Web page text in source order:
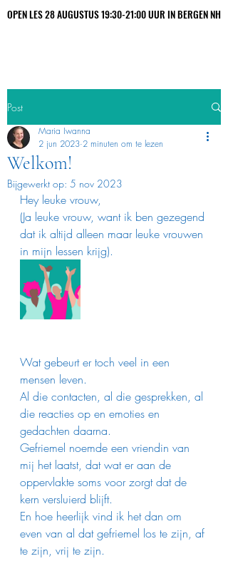
OPEN LES 28 AUGUSTUS 19:30-21:00 UUR IN BERGEN NH
OPEN LES 28 AUGUSTUS 19:30-21:00 UUR IN BERGEN NH
Post
Welkom!
Maria Iwanna
2 jun 2023 2 minuten om te lezen
Bijgewerkt op: 5 nov 2023
Hey leuke vrouw,
(Ja leuke vrouw, want ik ben gezegend
dat ik altijd alleen maar leuke vrouwen
in mijn lessen krijg).
Wat gebeurt er toch veel in een
mensen leven.
Al die contacten, al die gesprekken, al
die reacties op en emoties en
gedachten daarna.
Gefriemel noemde een vriendin van
mij het laatst, dat wat er aan de
oppervlakte soms voor zorgt dat de
kern versluierd blijft.
En hoe heerlijk vind ik het dan om
even van al dat gefriemel los te zijn, af
te zijn, vrij te zijn.